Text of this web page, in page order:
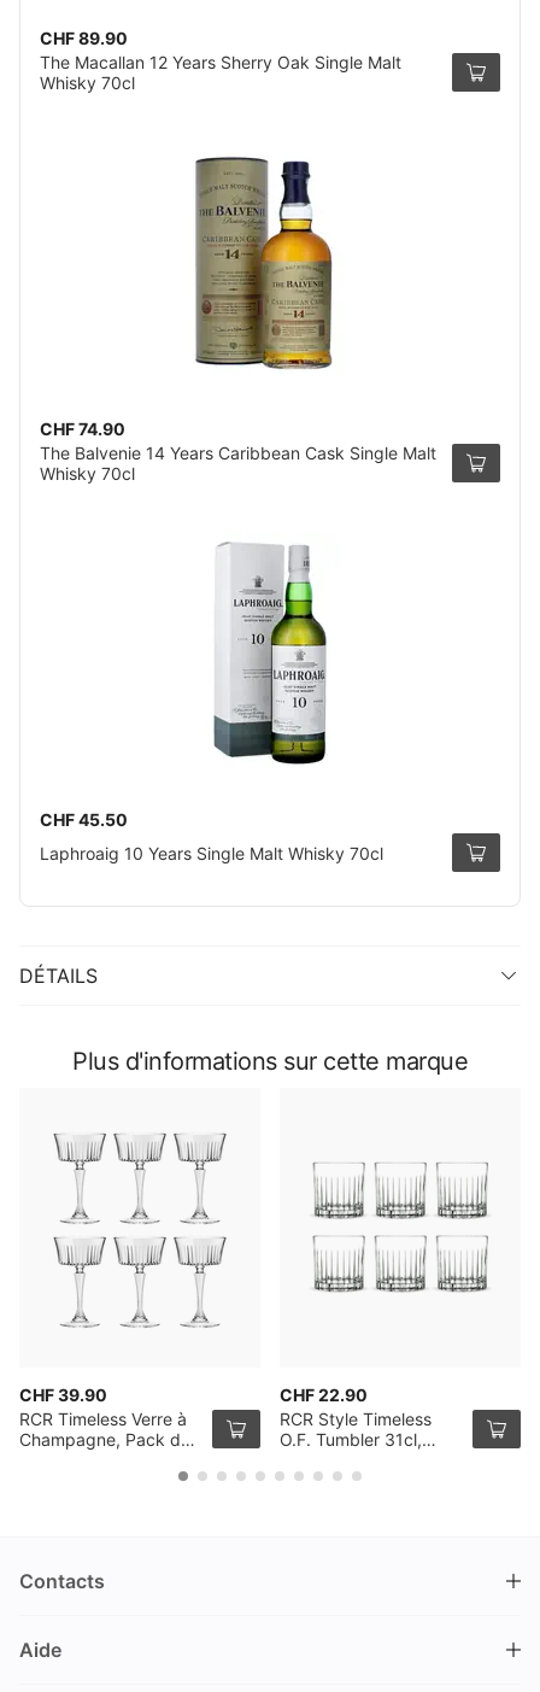
CHF 89.90
The Macallan 12 Years Sherry Oak Single Malt
Whisky 70cl
CHF 74.90
The Balvenie 14 Years Caribbean Cask Single Malt
Whisky 70cl
CHF 45.50
Laphroaig 10 Years Single Malt Whisky 70cl
DÉTAILS
Plus d'informations sur cette marque
CHF 39.90
RCR Timeless Verre à
Champagne, Pack de
CHF 22.90
RCR Style Timeless
O.F. Tumbler 31cl,
Contacts
Nüschelerstrasse 35
Aide